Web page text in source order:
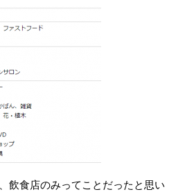
飲食店のみってことだったと思い